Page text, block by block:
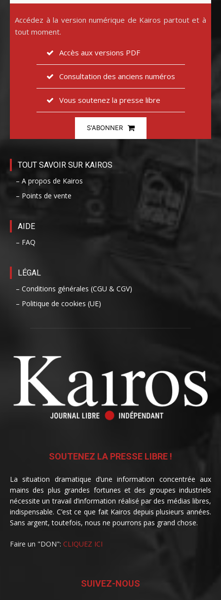
Accédez à la version numérique de Kairos partout et à
tout moment.
Accès aux versions PDF
Consultation des anciens numéros
Vous soutenez la presse libre
S'ABONNER
TOUT SAVOIR SUR KAIROS
– A propos de Kairos
– Points de vente
AIDE
– FAQ
LÉGAL
– Conditions générales (CGU & CGV)
– Politique de cookies (UE)
SOUTENEZ LA PRESSE LIBRE !
La situation dramatique d’une information concentrée aux
mains des plus grandes fortunes et des groupes industriels
nécessite un travail d’information réalisé par des médias libres,
indispensable. C’est ce que fait Kairos depuis plusieurs années.
Sans argent, toutefois, nous ne pourrons pas grand chose.
Faire un "DON": CLIQUEZ ICI
SUIVEZ-NOUS